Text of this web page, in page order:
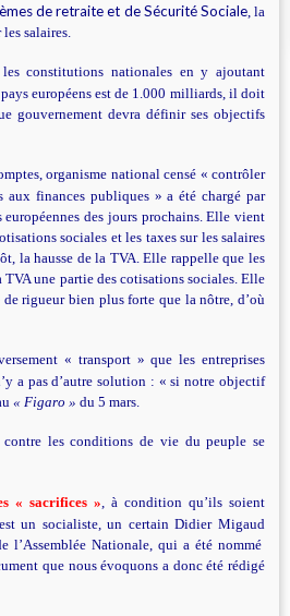
de retraite et de Sécurité Sociale, la
salaires.
constitutions nationales en y ajoutant
européens est de 1.000 milliards, il doit
gouvernement devra définir ses objectifs
organisme national censé « contrôler
aux finances publiques » a été chargé par
européennes des jours prochains. Elle vient
sociales et les taxes sur les salaires
la hausse de la TVA. Elle rappelle que les
une partie des cotisations sociales. Elle
rigueur bien plus forte que la nôtre, d’où
« transport » que les entreprises
a pas d’autre solution : « si notre objectif
« Figaro » du 5 mars.
contre les conditions de vie du peuple se
« sacrifices », à condition qu’ils soient
un socialiste, un certain Didier Migaud
l’Assemblée Nationale, qui a été nommé
que nous évoquons a donc été rédigé